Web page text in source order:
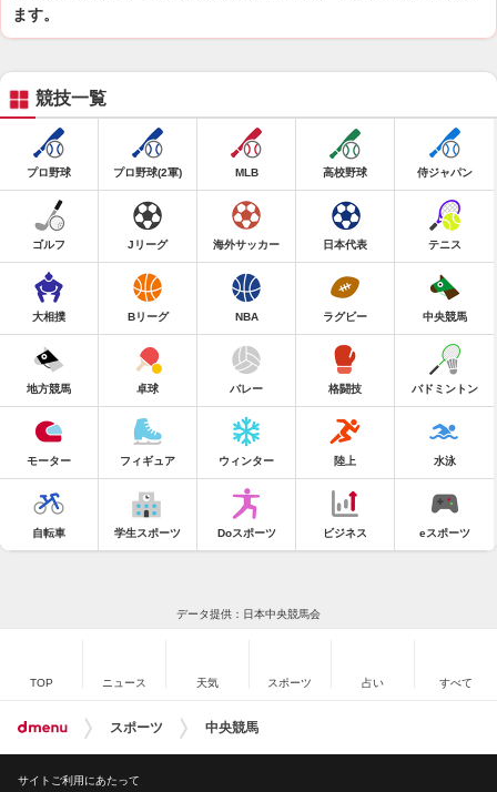
ます。
競技一覧
プロ野球 プロ野球(2軍) MLB 高校野球 侍ジャパン
ゴルフ Jリーグ 海外サッカー 日本代表 テニス
大相撲 Bリーグ NBA ラグビー 中央競馬
地方競馬 卓球 バレー 格闘技 バドミントン
モーター フィギュア ウィンター 陸上 水泳
自転車 学生スポーツ Doスポーツ ビジネス eスポーツ
データ提供：日本中央競馬会
TOP ニュース 天気 スポーツ 占い すべて
スポーツ 中央競馬
サイトご利用にあたって